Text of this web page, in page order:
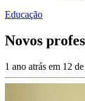
Educação
Novos
1 ano atrás em 12